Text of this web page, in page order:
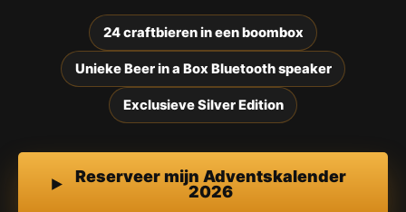
24 craftbieren in een boombox
Unieke Beer in a Box Bluetooth speaker
Exclusieve Silver Edition
Reserveer mijn Adventskalender
2026